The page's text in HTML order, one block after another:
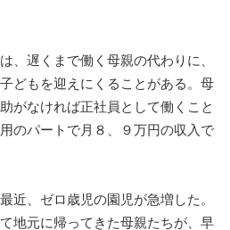
、遅くまで働く母親の代わりに、
どもを迎えにくることがある。母
がなければ正社員として働くこと
のパートで月８、９万円の収入で
近、ゼロ歳児の園児が急増した。
地元に帰ってきた母親たちが、早